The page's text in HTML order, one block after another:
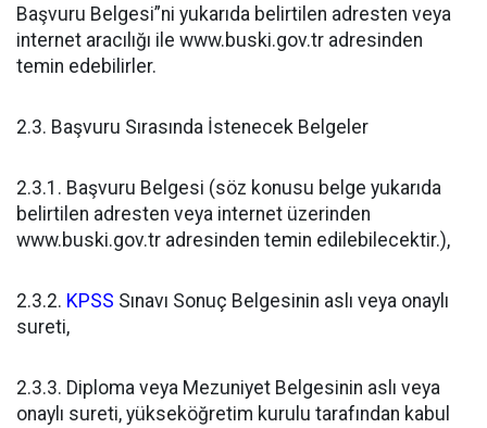
Başvuru Belgesi”ni yukarıda belirtilen adresten veya
internet aracılığı ile www.buski.gov.tr adresinden
temin edebilirler.
2.3. Başvuru Sırasında İstenecek Belgeler
2.3.1. Başvuru Belgesi (söz konusu belge yukarıda
belirtilen adresten veya internet üzerinden
www.buski.gov.tr adresinden temin edilebilecektir.),
2.3.2. KPSS Sınavı Sonuç Belgesinin aslı veya onaylı
sureti,
2.3.3. Diploma veya Mezuniyet Belgesinin aslı veya
onaylı sureti, yükseköğretim kurulu tarafından kabul